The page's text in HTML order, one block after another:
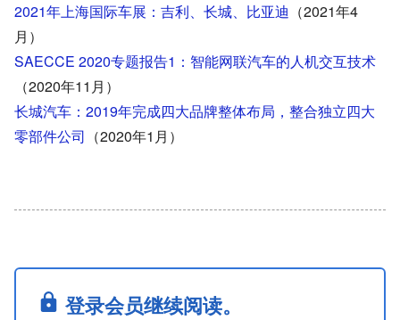
2021年上海国际车展：吉利、长城、比亚迪 （2021年4
月）
SAECCE 2020专题报告1：智能网联汽车的人机交互技术
（2020年11月）
长城汽车：2019年完成四大品牌整体布局，整合独立四大
零部件公司 （2020年1月）
登录会员继续阅读。